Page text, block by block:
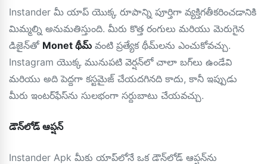
Instander మీ యాప్ యొక్క రూపాన్ని పూర్తిగా వ్యక్తిగతీకరించడానికి
మిమ్మల్ని అనుమతిస్తుంది. మీరు కొత్త రంగులు మరియు మెరుగైన
డిజైన్‌తో Monet థీమ్ వంటి ప్రత్యేక థీమ్‌లను ఎంచుకోవచ్చు.
Instagram యొక్క మునుపటి వెర్షన్‌లో చాలా బగ్‌లు ఉండేవి
మరియు అది పెద్దగా కస్టమైజ్ చేయదగినది కాదు, కానీ ఇప్పుడు
మీరు ఇంటర్‌ఫేస్‌ను సులభంగా సర్దుబాటు చేయవచ్చు.
డౌన్‌లోడ్ ఆప్షన్
Instander Apk మీకు యాప్‌లోనే ఒక డౌన్‌లోడ్ ఆప్షన్‌ను